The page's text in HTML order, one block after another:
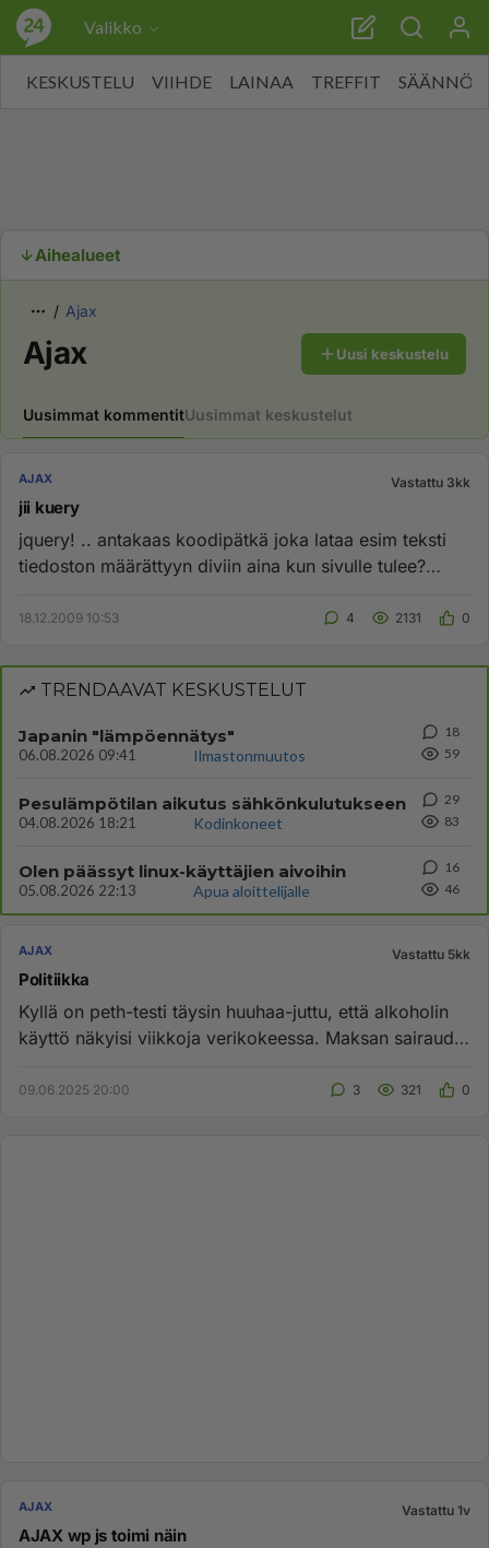
Valikko
KESKUSTELU VIIHDE LAINAA TREFFIT SÄÄNNÖT
Aihealueet
Ajax
Ajax Uusi keskustelu
Uusimmat kommentitUusimmat keskustelut
AJAX Vastattu 3kk
jii kuery
jquery! .. antakaas koodipätkä joka lataa esim teksti
tiedoston määrättyyn diviin aina kun sivulle tulee?
18.12.2009 10:53 4 2131 0
TRENDAAVAT KESKUSTELUT
Japanin "lämpöennätys"
06.08.2026 09:41 Ilmastonmuutos
18
59
Pesulämpötilan aikutus sähkönkulutukseen
04.08.2026 18:21 Kodinkoneet
29
83
Olen päässyt linux-käyttäjien aivoihin
05.08.2026 22:13 Apua aloittelijalle
16
46
AJAX Vastattu 5kk
Politiikka
Kyllä on peth-testi täysin huuhaa-juttu, että alkoholin
käyttö näkyisi viikkoja verikokeessa. Maksan sairaudet
09.06.2025 20:00 3 321 0
AJAX Vastattu 1v
AJAX wp js toimi näin